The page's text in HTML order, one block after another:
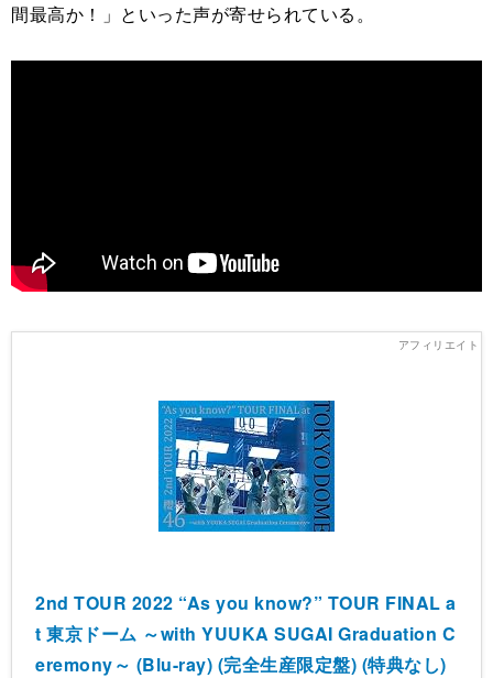
間最高か！」といった声が寄せられている。
2nd TOUR 2022 “As you know?” TOUR FINAL a
t 東京ドーム ～with YUUKA SUGAI Graduation C
eremony～ (Blu-ray) (完全生産限定盤) (特典なし)